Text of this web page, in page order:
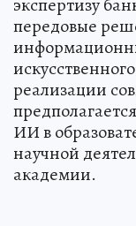
экспертизу
передовые
реализации
ИИ в
научной
академии.